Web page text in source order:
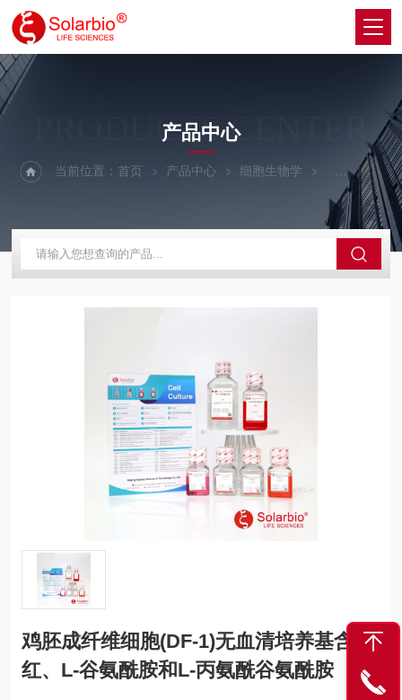
PRODUCTS CENTER
产品中心
当前位置：首页 产品中心 细胞生物学 细胞培养基
鸡胚成纤维细胞(DF-1)无血清培养基含酚
红、L-谷氨酰胺和L-丙氨酰谷氨酰胺